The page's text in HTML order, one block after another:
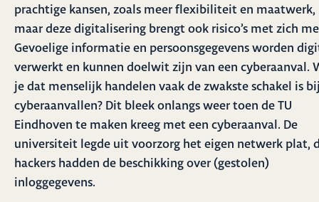
prachtige kansen, zoals meer flexibiliteit en maatwerk,
maar deze digitalisering brengt ook risico’s met zich
Gevoelige informatie en persoonsgegevens worden
verwerkt en kunnen doelwit zijn van een cyberaanval.
je dat menselijk handelen vaak de zwakste schakel is
cyberaanvallen? Dit bleek onlangs weer toen de TU
Eindhoven te maken kreeg met een cyberaanval. De
universiteit legde uit voorzorg het eigen netwerk plat,
hackers hadden de beschikking over (gestolen)
inloggegevens.